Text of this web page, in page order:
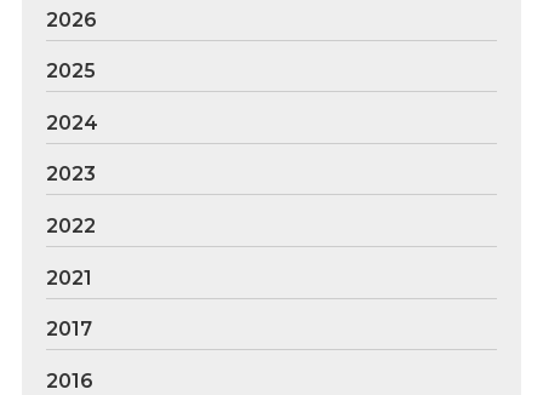
2026
2025
2024
2023
2022
2021
2017
2016